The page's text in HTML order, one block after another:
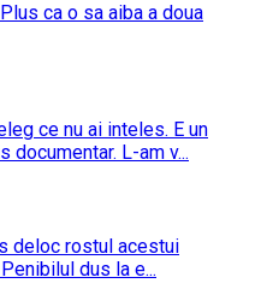
ca o sa aiba a doua
ce nu ai inteles. E un
documentar. L-am v...
deloc rostul acestui
dus la e...